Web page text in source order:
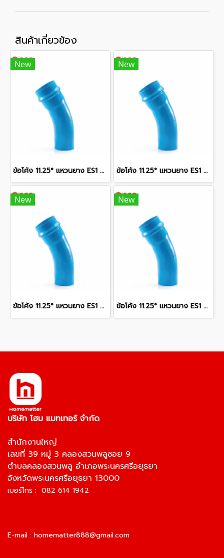
สินค้าเกี่ยวข้อง
New
ข้อโค้ง 11.25° แหวนยาง ES1 SCG ขนาด 400 มม. (16 นิ้ว ) ชั้น 13.5
New
ข้อโค้ง 11.25° แหวนยาง ES1 SCG ขนาด 350 มม. (14 นิ้ว ) ชั้น 13.5
New
ข้อโค้ง 11.25° แหวนยาง ES1 SCG ขนาด 300 มม. (12 นิ้ว ) ชั้น 13.5
New
ข้อโค้ง 11.25° แหวนยาง ES1 SCG ขนาด 250 มม. (10 นิ้ว ) ชั้น 13.5
บริษัท โฮม แมทเทอร์ จำกัด
สำนักงานใหญ่
เลขที่ 39 หมู่ 3 คลองสวนพลูซอย 9
ตำบลคลองสวนพลู อำเภอพระนครศรีอยุธยา
จังหวัดพระนครศรีอยุธยา 13000
เบอร์โทร : 082 614 1942
E-mail : homematter888@gmail.com